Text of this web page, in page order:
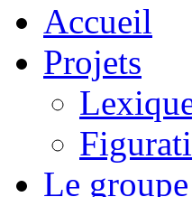
Accueil
Projets
Le groupe